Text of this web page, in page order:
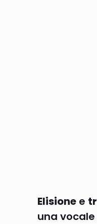
Elisione e
una